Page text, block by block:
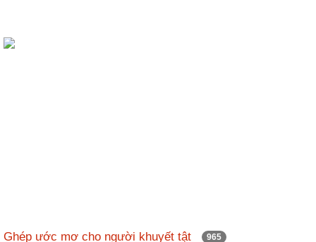
Ghép ước mơ cho người khuyết tật 965